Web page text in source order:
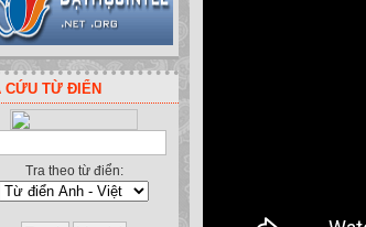
CỨU TỪ ĐIỂN
Tra theo từ điển: